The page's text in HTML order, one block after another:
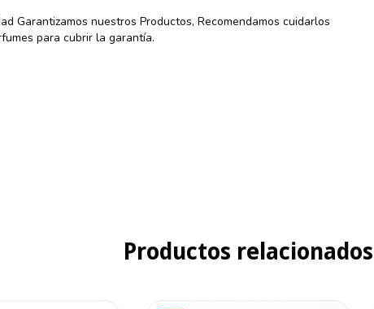
Garantizamos nuestros Productos, Recomendamos cuidarlos
para cubrir la garantía.
Productos relacionados